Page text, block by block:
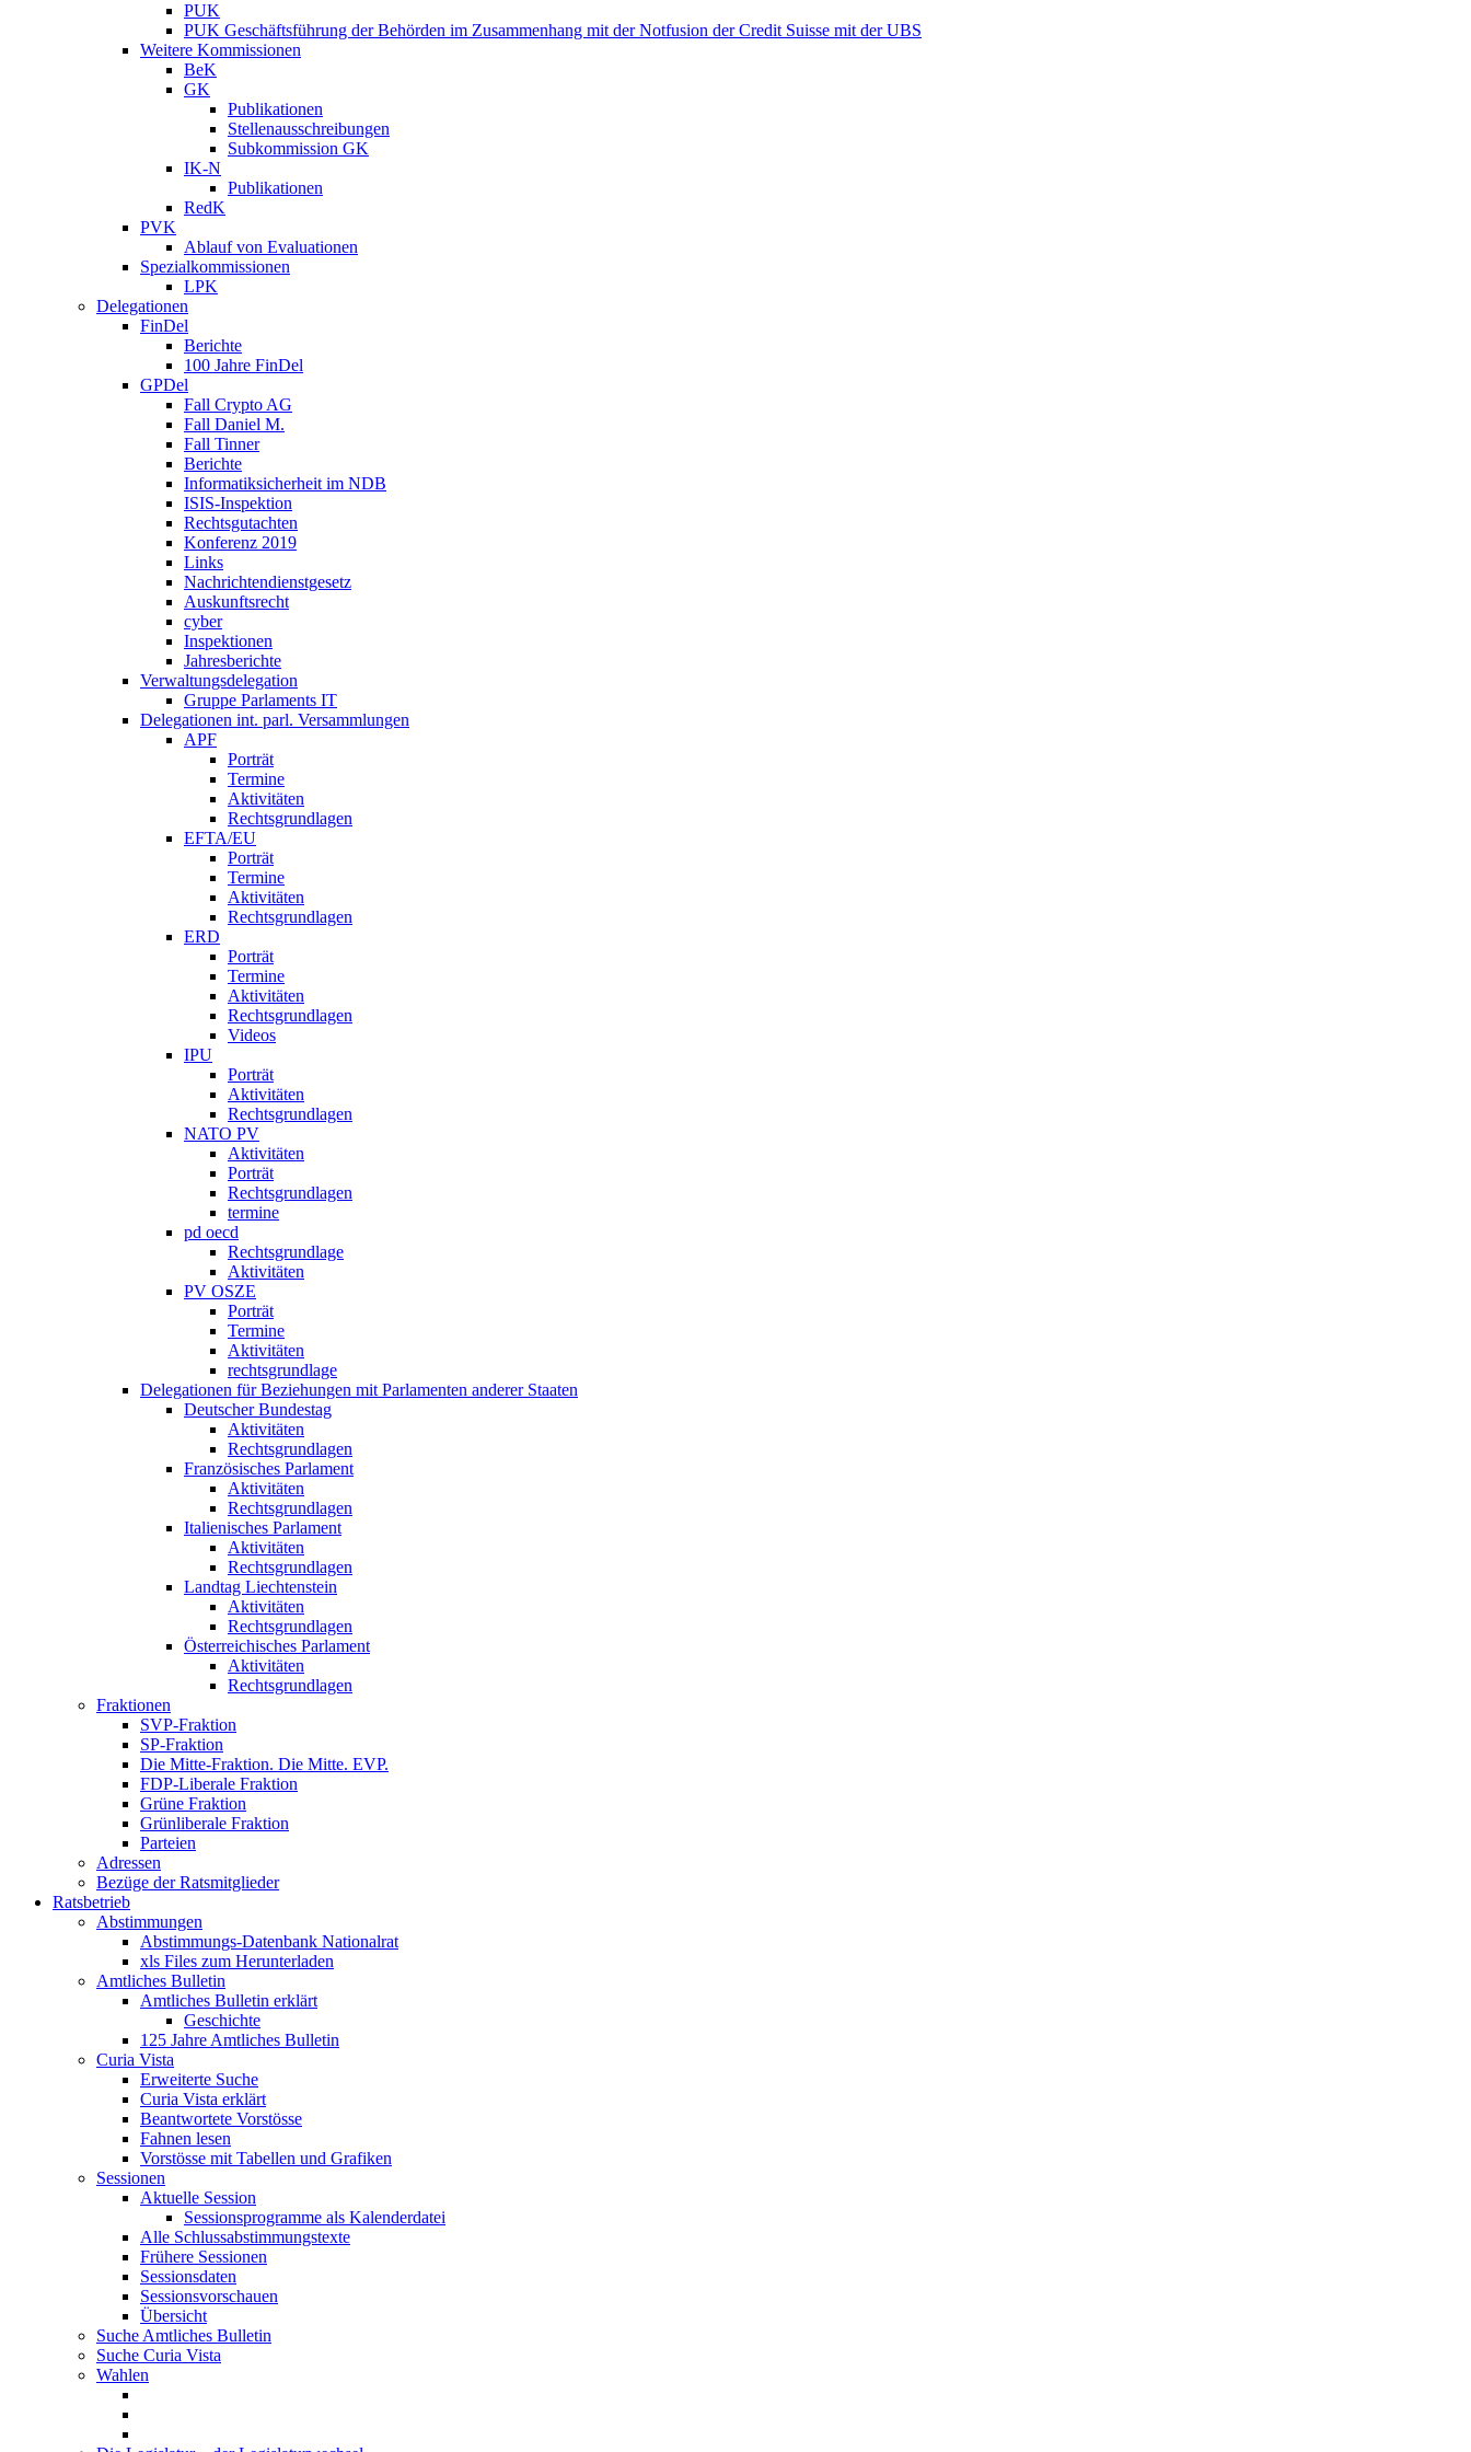
PUK
PUK Geschäftsführung der Behörden im Zusammenhang mit der Notfusion der Credit Suisse mit der UBS
Weitere Kommissionen
BeK
GK
Publikationen
Stellenausschreibungen
Subkommission GK
IK-N
Publikationen
RedK
PVK
Ablauf von Evaluationen
Spezialkommissionen
LPK
Delegationen
FinDel
Berichte
100 Jahre FinDel
GPDel
Fall Crypto AG
Fall Daniel M.
Fall Tinner
Berichte
Informatiksicherheit ­im NDB
ISIS-Inspektion
Rechtsgutachten
Konferenz 2019
Links
Nachrichtendienstgesetz
Auskunftsrecht
cyber
Inspektionen
Jahresberichte
Verwaltungsdelegation
Gruppe Parlaments IT
Delegationen int. parl. Versammlungen
APF
Porträt
Termine
Aktivitäten
Rechtsgrundlagen
EFTA/EU
Porträt
Termine
Aktivitäten
Rechtsgrundlagen
ERD
Porträt
Termine
Aktivitäten
Rechtsgrundlagen
Videos
IPU
Porträt
Aktivitäten
Rechtsgrundlagen
NATO PV
Aktivitäten
Porträt
Rechtsgrundlagen
termine
pd oecd
Rechtsgrundlage
Aktivitäten
PV OSZE
Porträt
Termine
Aktivitäten
rechtsgrundlage
Delegationen für Beziehungen mit Parlamenten anderer Staaten
Deutscher Bundestag
Aktivitäten
Rechtsgrundlagen
Französisches Parlament
Aktivitäten
Rechtsgrundlagen
Italienisches Parlament
Aktivitäten
Rechtsgrundlagen
Landtag Liechtenstein
Aktivitäten
Rechtsgrundlagen
Österreichisches Parlament
Aktivitäten
Rechtsgrundlagen
Fraktionen
SVP-Fraktion
SP-Fraktion
Die Mitte-Fraktion. Die Mitte. EVP.
FDP-Liberale Fraktion
Grüne Fraktion
Grünliberale Fraktion
Parteien
Adressen
Bezüge der Ratsmitglieder
Ratsbetrieb
Abstimmungen
Abstimmungs-Datenbank Nationalrat
xls Files zum Herunterladen
Amtliches Bulletin
Amtliches Bulletin erklärt
Geschichte
125 Jahre Amtliches Bulletin
Curia Vista
Erweiterte Suche
Curia Vista erklärt
Beantwortete Vorstösse
Fahnen lesen
Vorstösse mit Tabellen und Grafiken
Sessionen
Aktuelle Session
Sessionsprogramme als Kalenderdatei
Alle Schlussabstimmungstexte
Frühere Sessionen
Sessionsdaten
Sessionsvorschauen
Übersicht
Suche Amtliches Bulletin
Suche Curia Vista
Wahlen